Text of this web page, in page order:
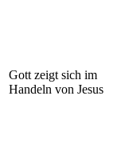
Gott zeigt sich im
Handeln von Jesus